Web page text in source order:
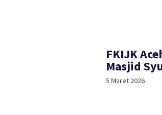
FKIJK
Masjid
5 Maret 2026